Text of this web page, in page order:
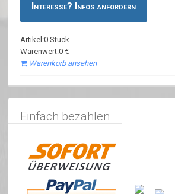
Interesse? Infos anfordern
Artikel:0 Stück
Warenwert:0 €
Warenkorb ansehen
Einfach bezahlen